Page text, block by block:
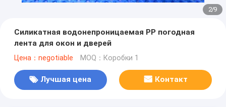
2/9
Силикатная водонепроницаемая PP погодная
лента для окон и дверей
Цена：negotiable MOQ：Коробки 1
Лучшая цена Контакт